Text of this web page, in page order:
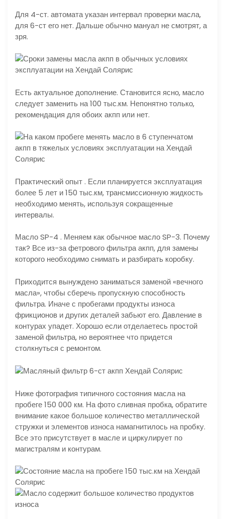
Для 4-ст. автомата указан интервал проверки масла,
для 6-ст его нет. Дальше обычно мануал не смотрят, а
зря.
Есть актуальное дополнение. Становится ясно, масло
следует заменить на 100 тыс.км. Непонятно только,
рекомендация для обоих акпп или нет.
Практический опыт . Если планируется эксплуатация
более 5 лет и 150 тыс.км, трансмиссионную жидкость
необходимо менять, используя сокращенные
интервалы.
Масло SP-4 . Меняем как обычное масло SP-3. Почему
так? Все из-за фетрового фильтра акпп, для замены
которого необходимо снимать и разбирать коробку.
Приходится вынуждено заниматься заменой «вечного
масла», чтобы сберечь пропускную способность
фильтра. Иначе с пробегами продукты износа
фрикционов и других деталей забьют его. Давление в
контурах упадет. Хорошо если отделаетесь простой
заменой фильтра, но вероятнее что придется
столкнуться с ремонтом.
Ниже фотография типичного состояния масла на
пробеге 150 000 км. На фото сливная пробка, обратите
внимание какое большое количество металлической
стружки и элементов износа намагнитилось на пробку.
Все это присутствует в масле и циркулирует по
магистралям и контурам.